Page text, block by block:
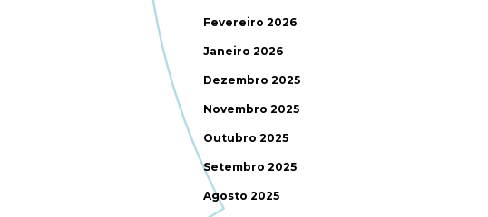
Fevereiro 2026
Janeiro 2026
Dezembro 2025
Novembro 2025
Outubro 2025
Setembro 2025
Agosto 2025